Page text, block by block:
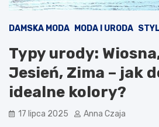
DAMSKA MODA MODA I URODA
Typy urody:
Jesień, Zima – jak
idealne kolory?
17 lipca 2025 Anna Czaja